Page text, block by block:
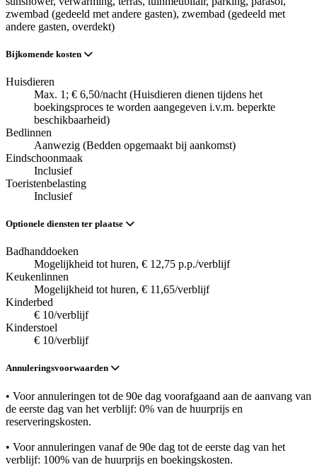
zwembad (gedeeld met andere gasten), zwembad (gedeeld met
andere gasten, overdekt)
Bijkomende kosten
Huisdieren
Max. 1; € 6,50/nacht (Huisdieren dienen tijdens het
boekingsproces te worden aangegeven i.v.m. beperkte
beschikbaarheid)
Bedlinnen
Aanwezig (Bedden opgemaakt bij aankomst)
Eindschoonmaak
Inclusief
Toeristenbelasting
Inclusief
Optionele diensten ter plaatse
Badhanddoeken
Mogelijkheid tot huren, € 12,75 p.p./verblijf
Keukenlinnen
Mogelijkheid tot huren, € 11,65/verblijf
Kinderbed
€ 10/verblijf
Kinderstoel
€ 10/verblijf
Annuleringsvoorwaarden
• Voor annuleringen tot de 90e dag voorafgaand aan de aanvang van
de eerste dag van het verblijf: 0% van de huurprijs en
reserveringskosten.
• Voor annuleringen vanaf de 90e dag tot de eerste dag van het
verblijf: 100% van de huurprijs en boekingskosten.